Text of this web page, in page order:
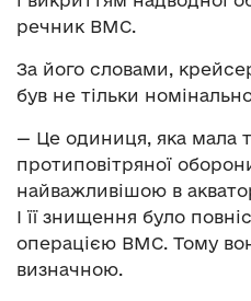
речник ВМС.
За його словами,
був не тільки
— Це одиниця, яка мала
протиповітряної
найважливішою в
І її знищення було
операцією ВМС. Тому
визначною.